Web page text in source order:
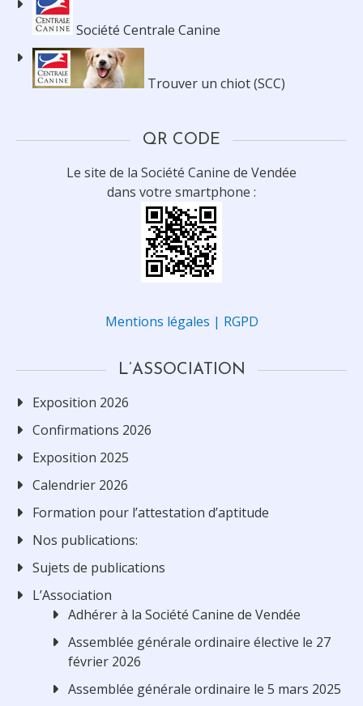
Société Centrale Canine
Trouver un chiot (SCC)
QR CODE
Le site de la Société Canine de Vendée
dans votre smartphone :
Mentions légales | RGPD
L’ASSOCIATION
Exposition 2026
Confirmations 2026
Exposition 2025
Calendrier 2026
Formation pour l’attestation d’aptitude
Nos publications:
Sujets de publications
L’Association
Adhérer à la Société Canine de Vendée
Assemblée générale ordinaire élective le 27
février 2026
Assemblée générale ordinaire le 5 mars 2025